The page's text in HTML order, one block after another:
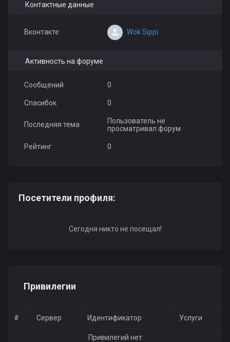
Контактные данные
Вконтакте Wok Sippi
Активность на форуме
Сообщений 0
Спасибок 0
Последняя тема
Пользователь не
просматривал форум
Рейтинг 0
Посетители профиля:
Сегодня никто не посещал!
Привилегии
# Сервер Идентификатор Услуги
Привилегий нет